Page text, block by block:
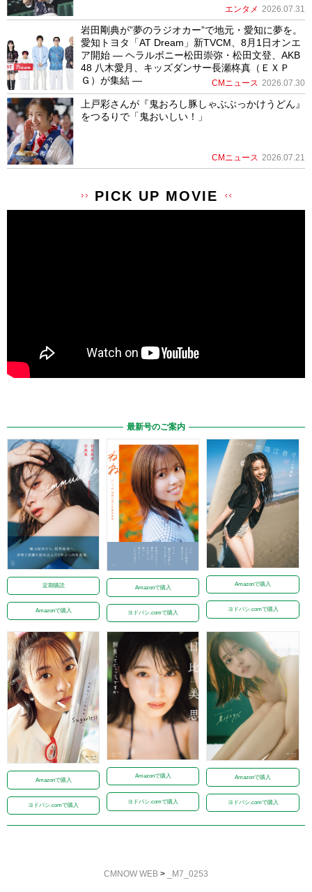
エンタメ 2026.07.31
岩田剛典が”夢のラジオカー”で地元・愛知に夢を。
愛知トヨタ「AT Dream」新TVCM、8月1日オンエ
ア開始 ― ヘラルボニー松田崇弥・松田文登、AKB
48 八木愛月、キッズダンサー長瀬柊真（ＥＸＰ
Ｇ）が集結 ―
CMニュース 2026.07.30
上戸彩さんが『鬼おろし豚しゃぶぶっかけうどん』
をつるりで「鬼おいしい！」
CMニュース 2026.07.21
PICK UP MOVIE
最新号のご案内
定期購読
Amazonで購入
Amazonで購入
ヨドバシ.comで購入
Amazonで購入
ヨドバシ.comで購入
Amazonで購入
ヨドバシ.comで購入
Amazonで購入
ヨドバシ.comで購入
Amazonで購入
ヨドバシ.comで購入
CMNOW WEB > _M7_0253